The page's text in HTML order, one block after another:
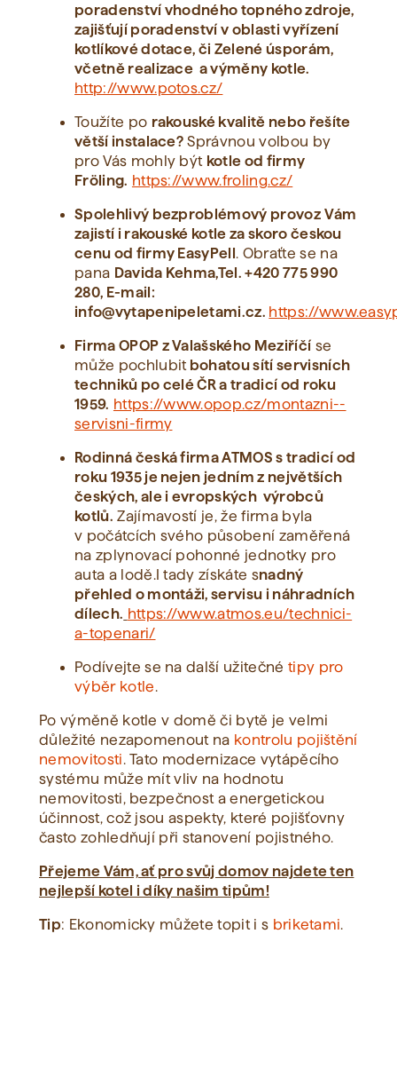
poradenství vhodného topného zdroje,
zajišťují poradenství v oblasti vyřízení
kotlíkové dotace, či Zelené úsporám,
včetně realizace a výměny kotle.
http://www.potos.cz/
Toužíte po rakouské kvalitě nebo řešíte
větší instalace? Správnou volbou by
pro Vás mohly být kotle od firmy
Fröling. https://www.froling.cz/
Spolehlivý bezproblémový provoz Vám
zajistí i rakouské kotle za skoro českou
cenu od firmy EasyPell . Obraťte se na
pana Davida Kehma,Tel. +420 775 990
280, E-mail:
info@vytapenipeletami.cz. https://
Firma OPOP z Valašského Meziříčí se
může pochlubit bohatou sítí servisních
techniků po celé ČR a tradicí od roku
1959. https://www.opop.cz/montazni--
servisni-firmy
Rodinná česká firma ATMOS s tradicí od
roku 1935 je nejen jedním z největších
českých, ale i evropských výrobců
kotlů. Zajímavostí je, že firma byla
v počátcích svého působení zaměřená
na zplynovací pohonné jednotky pro
auta a lodě.I tady získáte snadný
přehled o montáži, servisu i náhradních
dílech. https://www.atmos.eu/technici-
a-topenari/
Podívejte se na další užitečné tipy pro
výběr kotle.
Po výměně kotle v domě či bytě je velmi
důležité nezapomenout na kontrolu pojištění
nemovitosti. Tato modernizace vytápěcího
systému může mít vliv na hodnotu
nemovitosti, bezpečnost a energetickou
účinnost, což jsou aspekty, které pojišťovny
často zohledňují při stanovení pojistného.
Přejeme Vám, ať pro svůj domov najdete ten
nejlepší kotel i díky našim tipům!
Tip: Ekonomicky můžete topit i s briketami.